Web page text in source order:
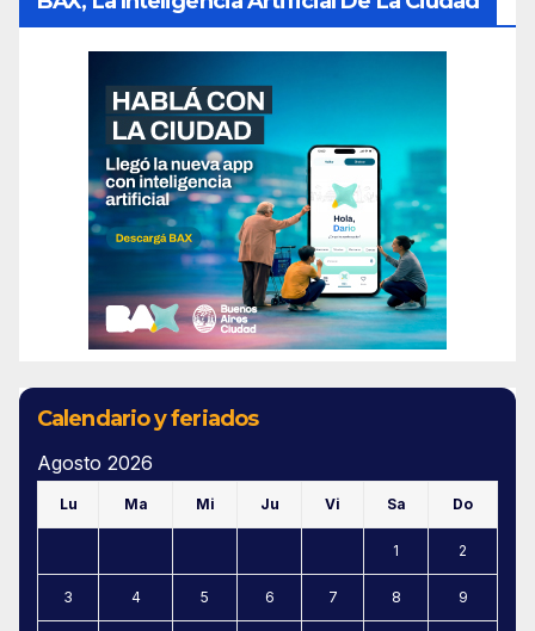
Calendario y feriados
Agosto 2026
Lu Ma Mi Ju Vi Sa Do
1 2
3 4 5 6 7 8 9